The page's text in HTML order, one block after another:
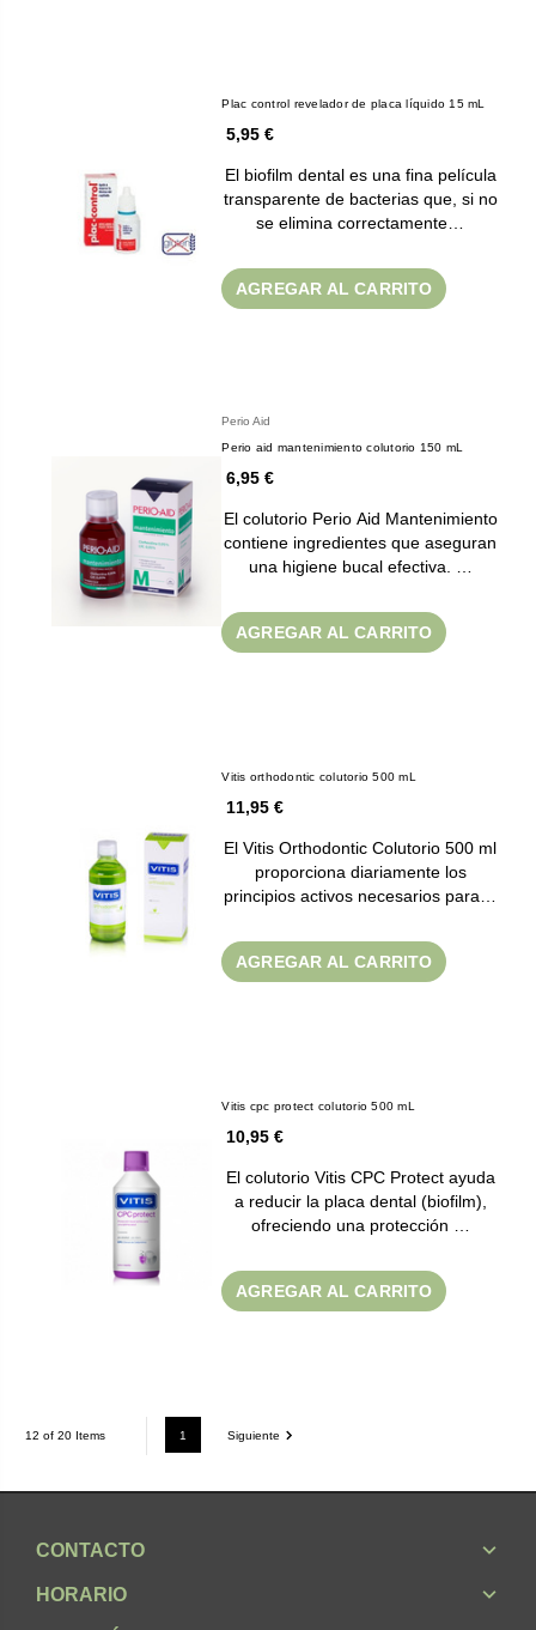
Plac control revelador de placa líquido 15 mL
5,95 €
El biofilm dental es una fina película
transparente de bacterias que, si no
se elimina correctamente…
AGREGAR AL CARRITO
Perio Aid
Perio aid mantenimiento colutorio 150 mL
6,95 €
El colutorio Perio Aid Mantenimiento
contiene ingredientes que aseguran
una higiene bucal efectiva. …
AGREGAR AL CARRITO
Vitis orthodontic colutorio 500 mL
11,95 €
El Vitis Orthodontic Colutorio 500 ml
proporciona diariamente los
principios activos necesarios para…
AGREGAR AL CARRITO
Vitis cpc protect colutorio 500 mL
10,95 €
El colutorio Vitis CPC Protect ayuda
a reducir la placa dental (biofilm),
ofreciendo una protección …
AGREGAR AL CARRITO
12 of 20 Items 1 Siguiente
CONTACTO
HORARIO